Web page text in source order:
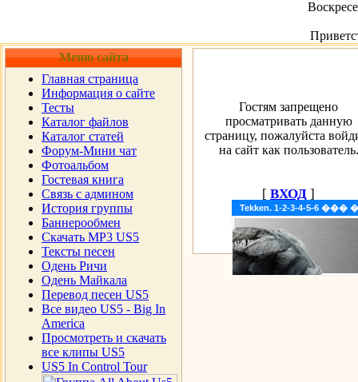
Меню сайта
Главная страница
Информация о сайте
Тесты
Каталог файлов
Каталог статей
Форум-Мини чат
Фотоальбом
Гостевая книга
Cвязь с админом
История группы
Баннерообмен
Скачать MP3 US5
Тексты песен
Одень Ричи
Одень Майкала
Перевод песен US5
Все видео US5 - Big In
America
Просмотреть и скачать
все клипы US5
US5 In Control Tour
Tekken. 1-2-3-4-5-6
Гостям запрещено
просматривать данную
страницу, пожалуйста
на сайт как пользователь.
[ ВХОД ]